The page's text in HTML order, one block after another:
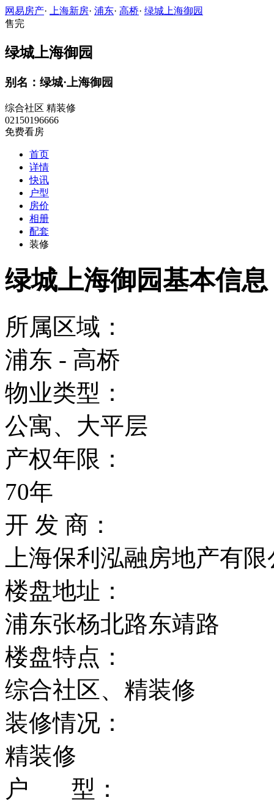
网易房产· 上海新房· 浦东· 高桥· 绿城上海御园
售完
绿城上海御园
别名：绿城·上海御园
综合社区 精装修
02150196666
免费看房
首页
详情
快讯
户型
房价
相册
配套
装修
绿城上海御园基本信息
所属区域：
浦东 - 高桥
物业类型：
公寓、大平层
产权年限：
70年
开 发 商：
上海保利泓融房地产有
楼盘地址：
浦东张杨北路东靖路
楼盘特点：
综合社区、精装修
装修情况：
精装修
户 型：